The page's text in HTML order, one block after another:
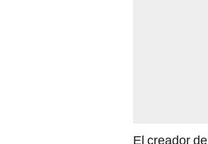
El creador de